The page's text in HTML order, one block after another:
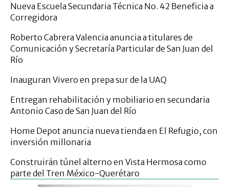
Nueva Escuela Secundaria Técnica No. 42 Beneficia a
Corregidora
Roberto Cabrera Valencia anuncia a titulares de
Comunicación y Secretaría Particular de San Juan del
Río
Inauguran Vivero en prepa sur de la UAQ
Entregan rehabilitación y mobiliario en secundaria
Antonio Caso de San Juan del Río
Home Depot anuncia nueva tienda en El Refugio, con
inversión millonaria
Construirán túnel alterno en Vista Hermosa como
parte del Tren México-Querétaro